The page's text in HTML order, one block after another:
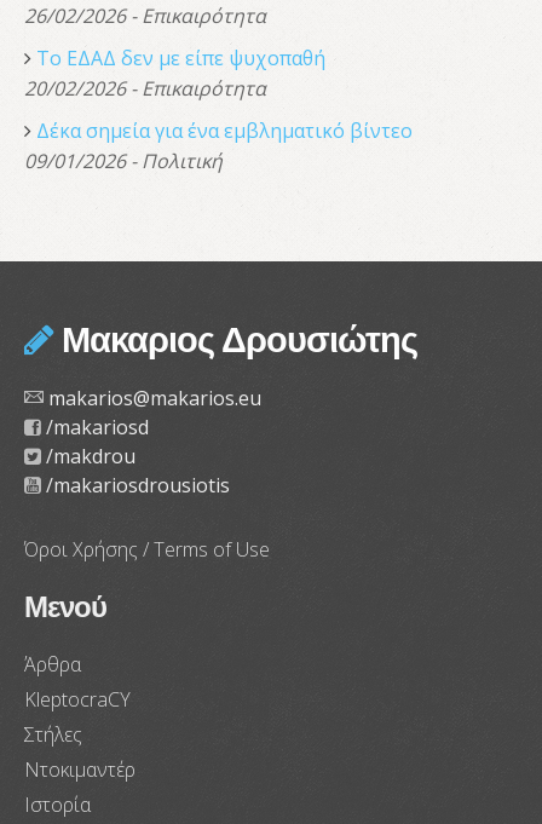
26/02/2026 - Επικαιρότητα
Το ΕΔΑΔ δεν με είπε ψυχοπαθή
20/02/2026 - Επικαιρότητα
Δέκα σημεία για ένα εμβληματικό βίντεο
09/01/2026 - Πολιτική
Μακαριος Δρουσιώτης
makarios@makarios.eu
/makariosd
/makdrou
/makariosdrousiotis
Όροι Χρήσης / Terms of Use
Μενού
Άρθρα
KleptocraCY
Στήλες
Ντοκιμαντέρ
Ιστορία